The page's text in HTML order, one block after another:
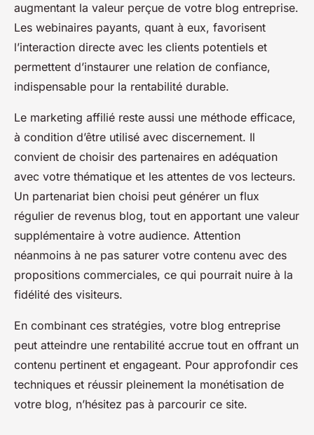
augmentant la valeur perçue de votre blog entreprise.
Les webinaires payants, quant à eux, favorisent
l’interaction directe avec les clients potentiels et
permettent d’instaurer une relation de confiance,
indispensable pour la rentabilité durable.
Le marketing affilié reste aussi une méthode efficace,
à condition d’être utilisé avec discernement. Il
convient de choisir des partenaires en adéquation
avec votre thématique et les attentes de vos lecteurs.
Un partenariat bien choisi peut générer un flux
régulier de revenus blog, tout en apportant une valeur
supplémentaire à votre audience. Attention
néanmoins à ne pas saturer votre contenu avec des
propositions commerciales, ce qui pourrait nuire à la
fidélité des visiteurs.
En combinant ces stratégies, votre blog entreprise
peut atteindre une rentabilité accrue tout en offrant un
contenu pertinent et engageant. Pour approfondir ces
techniques et réussir pleinement la monétisation de
votre blog, n’hésitez pas à parcourir ce site.